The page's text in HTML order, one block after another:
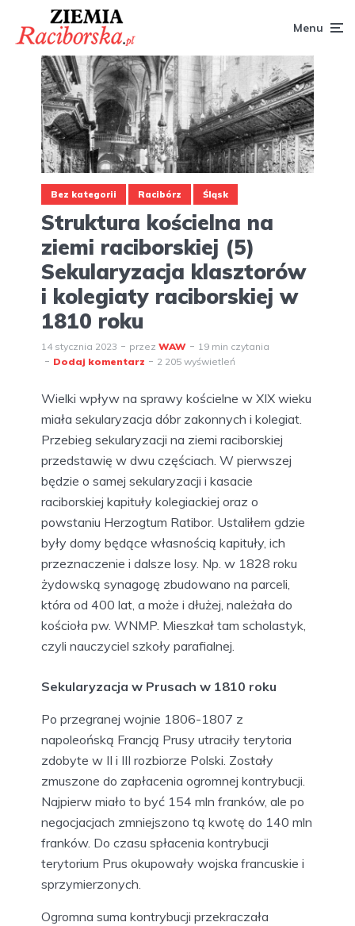
Menu
Bez kategorii Racibórz Śląsk
Struktura kościelna na
ziemi raciborskiej (5)
Sekularyzacja klasztorów
i kolegiaty raciborskiej w
1810 roku
14 stycznia 2023 przez WAW
19 min czytania
Dodaj komentarz
2 205 wyświetleń
Wielki wpływ na sprawy kościelne w XIX wieku
miała sekularyzacja dóbr zakonnych i kolegiat.
Przebieg sekularyzacji na ziemi raciborskiej
przedstawię w dwu częściach. W pierwszej
będzie o samej sekularyzacji i kasacie
raciborskiej kapituły kolegiackiej oraz o
powstaniu Herzogtum Ratibor. Ustaliłem gdzie
były domy będące własnością kapituły, ich
przeznaczenie i dalsze losy. Np. w 1828 roku
żydowską synagogę zbudowano na parceli,
która od 400 lat, a może i dłużej, należała do
kościoła pw. WNMP. Mieszkał tam scholastyk,
czyli nauczyciel szkoły parafialnej.
Sekularyzacja w Prusach w 1810 roku
Po przegranej wojnie 1806-1807 z
napoleońską Francją Prusy utraciły terytoria
zdobyte w II i III rozbiorze Polski. Zostały
zmuszone do zapłacenia ogromnej kontrybucji.
Najpierw miało to być 154 mln franków, ale po
negocjacjach zmniejszono tą kwotę do 140 mln
franków. Do czasu spłacenia kontrybucji
terytorium Prus okupowały wojska francuskie i
sprzymierzonych.
Ogromna suma kontrybucji przekraczała